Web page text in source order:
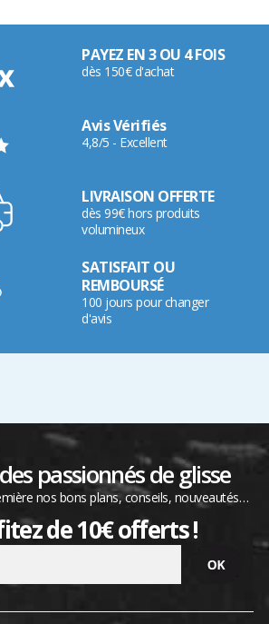
PAYEZ EN 3 OU 4 FOIS
dès 150€ d'achat
Avis Vérifiés
4,8/5 - Excellent
LIVRAISON OFFERTE
dès 99€ hors produits
volumineux
SATISFAIT OU
REMBOURSÉ
100 jours pour changer
d'avis
passionnés de glisse
nos bons plans, conseils, nouveautés…
de 10€ offerts !